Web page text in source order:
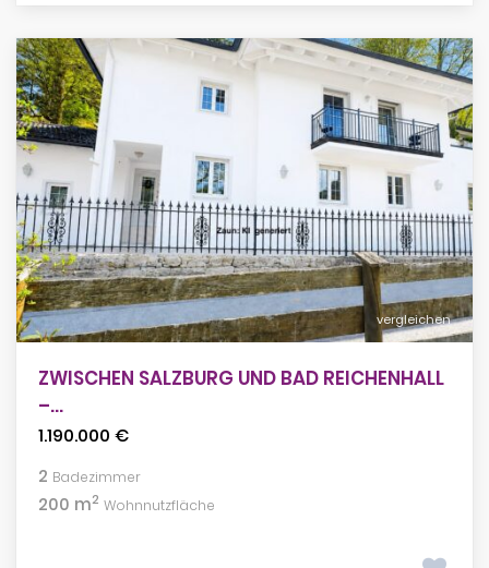
vergleichen
ZWISCHEN SALZBURG UND BAD REICHENHALL
–...
1.190.000 €
2 Badezimmer
200 m2 Wohnnutzfläche